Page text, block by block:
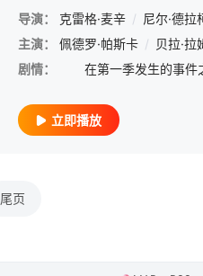
/ 郑恺 / 黄轩 / 陈学冬 / 王俊
导演： 克雷格·麦辛 / 尼尔·德拉
主演：
佩德罗·帕斯卡 / 贝拉·拉
剧情：
立即播放
尾页